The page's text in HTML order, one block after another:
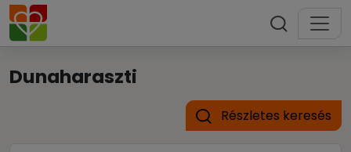
Dunaharaszti
Részletes keresés